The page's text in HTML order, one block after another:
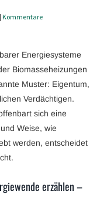
Kommentare
Energiesysteme
Biomasseheizungen
Muster: Eigentum,
Verdächtigen.
sich eine
Weise, wie
werden, entscheidet
erzählen –